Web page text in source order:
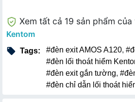
Xem tất cả 19 sản phẩm
Kentom
Tags: #đèn exit AMOS A120,
#đèn lối thoát hiểm
#đèn exit gắn tường,
#đèn chỉ dẫn lối thoát